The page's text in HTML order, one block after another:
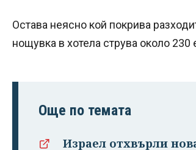
Остава неясно кой покрива
нощувка в хотела струва около 230
Още по темата
Израел отхвърли